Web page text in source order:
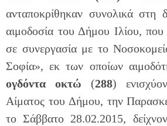
ανταποκρίθηκαν συνολικά στη
αιμοδοσία του Δήμου Ιλίου, που
σε συνεργασία με το
Σοφία», εκ των οποίων
ογδόντα οκτώ (288)
Αίματος του Δήμου, την
το Σάββατο 28.02.2015,